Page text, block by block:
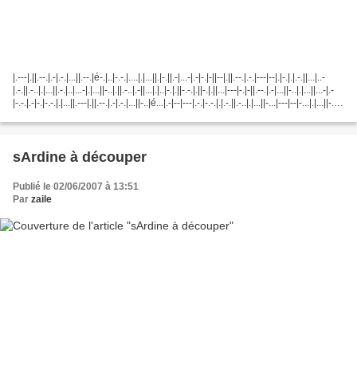
|.---|.||.--.|.-|.-.|...||.--.|é-.|..|-.-.|....|.|...||.|-.||.-|...-|.-|-.|-||--|.||.--.|.-.|---|--|.|-.|.|.-.||...|..-
|.-.||.-..|.|...||.-.|..|...-|.|...||-..|.||.-..|.-||...|.|..|-.|.||-.-.|.||-.|.||...|---|-.|-||.--.|.-|...||-..|.|...||...-|.-
|-.-.|.-|-.|-.-.|.|...||.---|.||.--.|.-|.-.|...||-..|é...|.-|--|---|.-.|-.-.|.|.-.||.-..|.|...||-...|---|--|-...|.|...||-..|
|.||-..|.-|..-|-.||-|.-.|è...||-...|---|-.||-.-.|.-.|..-||.---|.||.-.|.|...-|..|.|-.|-..|.-.|.-|..||.-..|..-|-.|-..|..||-
|.-|-.|--.|.|.-.||-|.-||.--.|.|.-.|.-..|.|.-|...
sArdine à découper
Publié le 02/06/2007 à 13:51
Par zaile